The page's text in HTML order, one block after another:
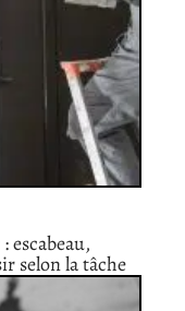
escabeau,
selon la tâche